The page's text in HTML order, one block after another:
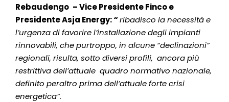
Rebaudengo – Vice Presidente Finco e
Presidente Asja Energy:“ribadisco la necessità e
l’urgenza di favorire l’installazione degli impianti
rinnovabili, che purtroppo, in alcune “declinazioni”
regionali, risulta, sotto diversi profili, ancora più
restrittiva dell’attuale quadro normativo nazionale,
definito peraltro prima dell’attuale forte crisi
energetica”.